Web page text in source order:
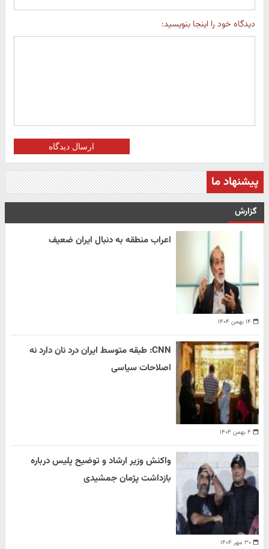
دیدگاه خود را اینجا بنویسید:
ارسال دیدگاه
پیشنهاد ما
گزارش
۱۴ بهمن ۱۴۰۴
اعراب منطقه به دنبال ایران ضعیف
۴ بهمن ۱۴۰۴
CNN: طبقه متوسط ایران درد نان دارد نه
اصلاحات سیاسی
۳۰ مهر ۱۴۰۴
واکنش وزیر ارشاد و توضیح پلیس درباره
بازداشت پژمان جمشیدی